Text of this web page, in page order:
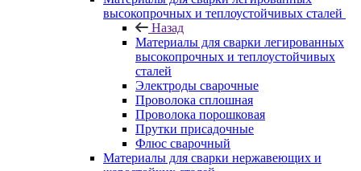
высокопрочных и теплоустойчивых сталей
Назад
Материалы для сварки легированных
высокопрочных и теплоустойчивых
сталей
Электроды сварочные
Проволока сплошная
Проволока порошковая
Прутки присадочные
Флюс сварочный
Материалы для сварки нержавеющих и